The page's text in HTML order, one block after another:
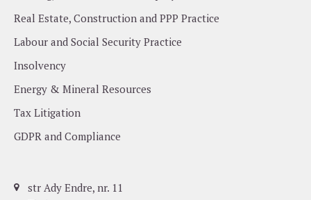
Real Estate, Construction and PPP Practice
Labour and Social Security Practice
Insolvency
Energy & Mineral Resources
Tax Litigation
GDPR and Compliance
str Ady Endre, nr. 11